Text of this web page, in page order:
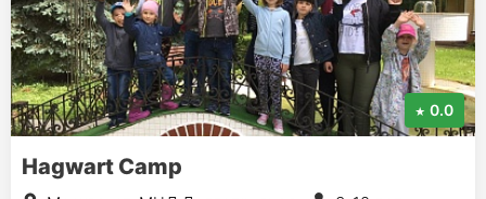
0.0
Hagwart Camp